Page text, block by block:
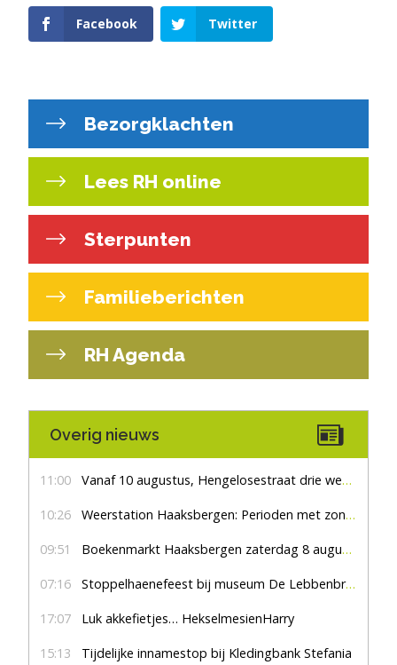
Facebook Twitter
Bezorgklachten
Lees RH online
Sterpunten
Familieberichten
RH Agenda
Overig nieuws
11:00 Vanaf 10 augustus, Hengelosestraat drie weken dicht voor doorgaand verkeer
10:26 Weerstation Haaksbergen: Perioden met zon en droog
09:51 Boekenmarkt Haaksbergen zaterdag 8 augustus, marktplein Haaksbergen
07:16 Stoppelhaenefeest bij museum De Lebbenbrugge
17:07 Luk akkefietjes… HekselmesienHarry
15:13 Tijdelijke innamestop bij Kledingbank Stefania